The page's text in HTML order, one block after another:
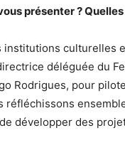
présenter ?
culturelles
déléguée du
Rodrigues, pour
réfléchissons
développer des